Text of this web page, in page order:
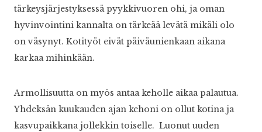
tärkeysjärjestyksessä pyykkivuoren ohi, ja oman
hyvinvointini kannalta on tärkeää levätä mikäli olo
on väsynyt. Kotityöt eivät päiväunienkaan aikana
karkaa mihinkään.
Armollisuutta on myös antaa keholle aikaa palautua.
Yhdeksän kuukauden ajan kehoni on ollut kotina ja
kasvupaikkana jollekkin toiselle. Luonut uuden